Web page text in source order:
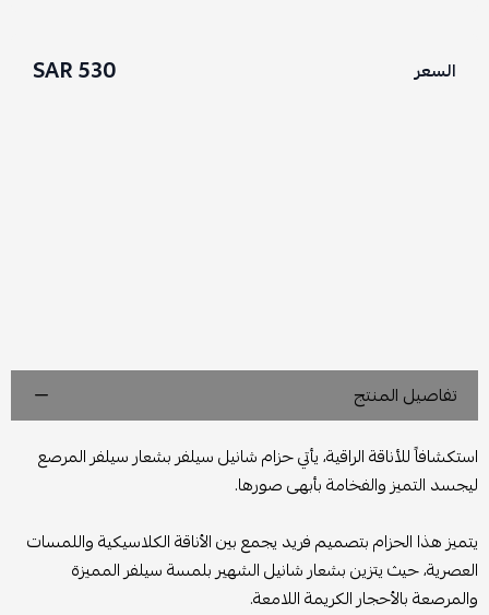
السعر 530 SAR
تفاصيل المنتج
استكشافاً للأناقة الراقية، يأتي حزام شانيل سيلفر بشعار سيلفر المرصع
ليجسد التميز والفخامة بأبهى صورها.
يتميز هذا الحزام بتصميم فريد يجمع بين الأناقة الكلاسيكية واللمسات
العصرية، حيث يتزين بشعار شانيل الشهير بلمسة سيلفر المميزة
والمرصعة بالأحجار الكريمة اللامعة.